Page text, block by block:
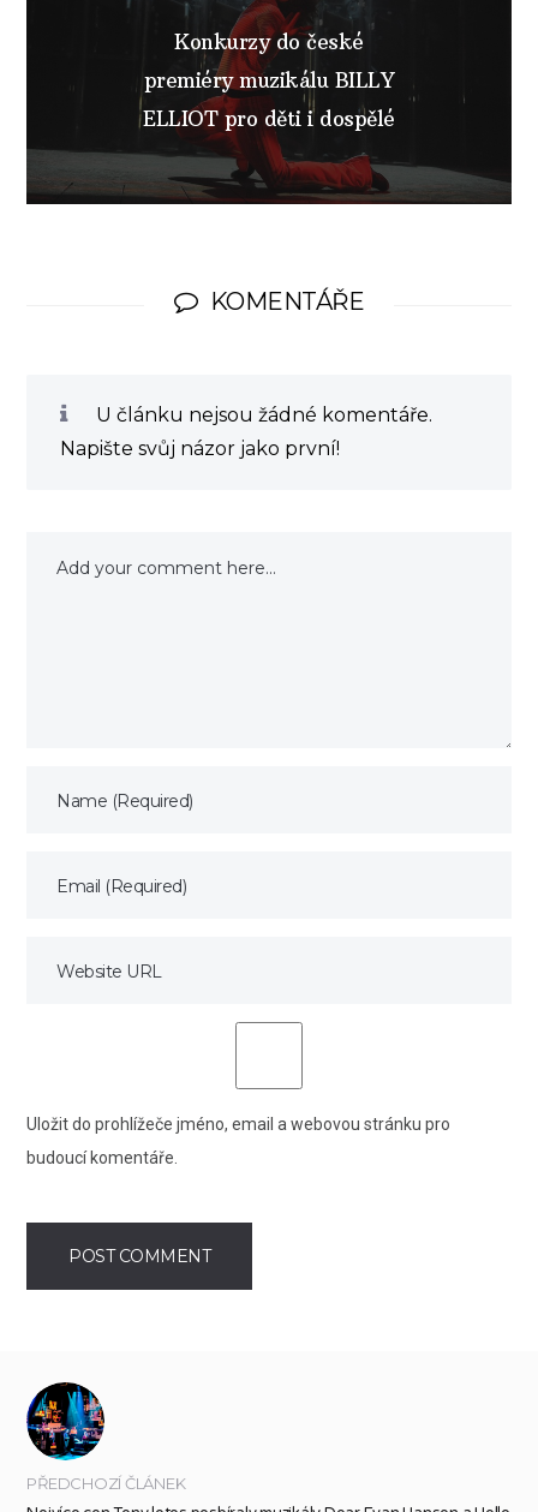
Konkurzy do české
premiéry muzikálu BILLY
ELLIOT pro děti i dospělé
KOMENTÁŘE
U článku nejsou žádné komentáře.
Napište svůj názor jako první!
Uložit do prohlížeče jméno, email a webovou stránku pro
budoucí komentáře.
PŘEDCHOZÍ ČLÁNEK